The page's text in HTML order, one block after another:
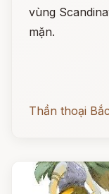
vùng
mặn.
Thần thoại